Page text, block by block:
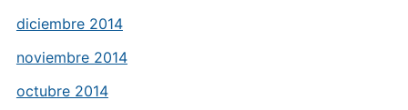
diciembre 2014
noviembre 2014
octubre 2014